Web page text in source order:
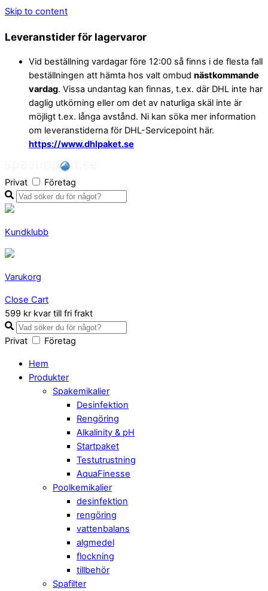
Skip to content
Leveranstider för lagervaror
Vid beställning vardagar före 12:00 så finns i de flesta fall
beställningen att hämta hos valt ombud nästkommande
vardag. Vissa undantag kan finnas, t.ex. där DHL inte har
daglig utkörning eller om det av naturliga skäl inte är
möjligt t.ex. långa avstånd. Ni kan söka mer information
om leveranstiderna för DHL-Servicepoint här.
https://www.dhlpaket.se
Privat Företag
Kundklubb
Varukorg
Close Cart
599 kr kvar till fri frakt
Privat Företag
Hem
Produkter
Spakemikalier
Desinfektion
Rengöring
Alkalinity & pH
Startpaket
Testutrustning
AquaFinesse
Poolkemikalier
desinfektion
rengöring
vattenbalans
algmedel
flockning
tillbehör
Spafilter